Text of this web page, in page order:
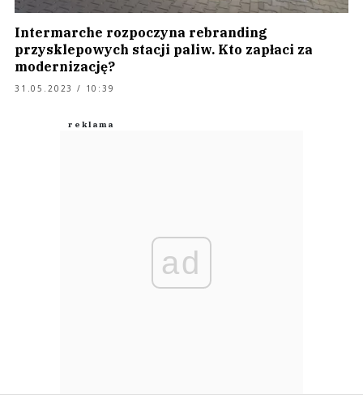
Intermarche rozpoczyna rebranding
przysklepowych stacji paliw. Kto zapłaci za
modernizację?
31.05.2023 / 10:39
ad